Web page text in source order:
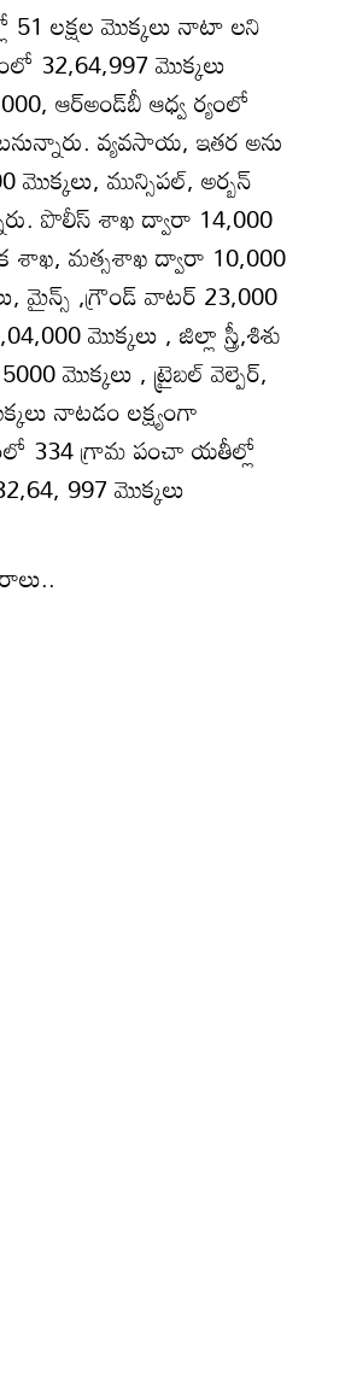
లక్షల మొక్కలు నాటా లని
32,64,997 మొక్కలు
ఆర్‌అండ్‌బీ ఆధ్వ ర్యంలో
వ్యవసాయ, ఇతర అను
మొక్కలు, మున్సిపల్‌, అర్బన్‌
పొలీస్‌ శాఖ ద్వారా 14,000
శాఖ, మత్సశాఖ ద్వారా 10,000
మైన్స్‌ ,గ్రౌండ్‌ వాటర్‌ 23,000
మొక్కలు , జిల్లా స్త్రీ,శిశు
మొక్కలు , ట్రైబల్‌ వెల్పెర్‌,
నాటడం లక్ష్యంగా
334 గ్రామ పంచా యతీల్లో
997 మొక్కలు